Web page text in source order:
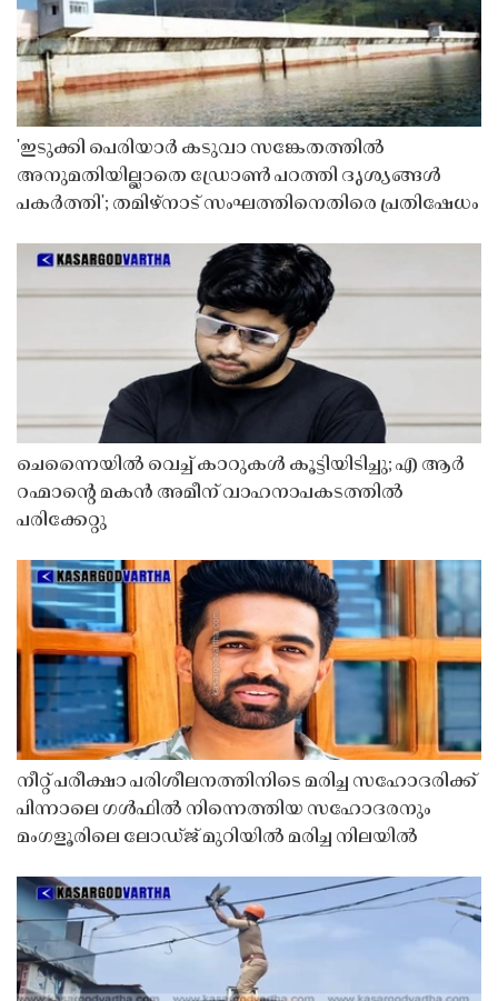
'ഇടുക്കി പെരിയാർ കടുവാ സങ്കേതത്തിൽ
അനുമതിയില്ലാതെ ഡ്രോൺ പറത്തി ദൃശ്യങ്ങൾ
പകർത്തി'; തമിഴ്നാട് സംഘത്തിനെതിരെ പ്രതിഷേധം
ചെന്നൈയിൽ വെച്ച് കാറുകൾ കൂട്ടിയിടിച്ചു; എ ആർ
റഹ്മാൻ്റെ മകൻ അമീന് വാഹനാപകടത്തിൽ
പരിക്കേറ്റു
നീറ്റ് പരീക്ഷാ പരിശീലനത്തിനിടെ മരിച്ച സഹോദരിക്ക്
പിന്നാലെ ഗൾഫിൽ നിന്നെത്തിയ സഹോദരനും
മംഗളൂരിലെ ലോഡ്ജ് മുറിയിൽ മരിച്ച നിലയിൽ